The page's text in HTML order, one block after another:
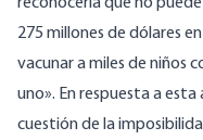
275 millones de dólares
vacunar a miles de niños
uno». En respuesta a
cuestión de la